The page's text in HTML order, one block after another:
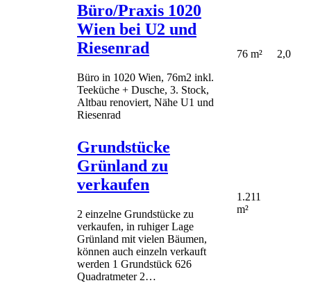
Büro/Praxis 1020
Wien bei U2 und
Riesenrad
Büro in 1020 Wien, 76m2 inkl.
Teeküche + Dusche, 3. Stock,
Altbau renoviert, Nähe U1 und
Riesenrad
76 m² 2,0
Grundstücke
Grünland zu
verkaufen
2 einzelne Grundstücke zu
verkaufen, in ruhiger Lage
Grünland mit vielen Bäumen,
können auch einzeln verkauft
werden 1 Grundstück 626
Quadratmeter 2…
1.211
m²